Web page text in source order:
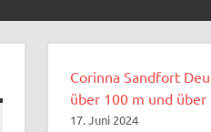
Corinna Sandfort
über 100 m und über
17. Juni 2024